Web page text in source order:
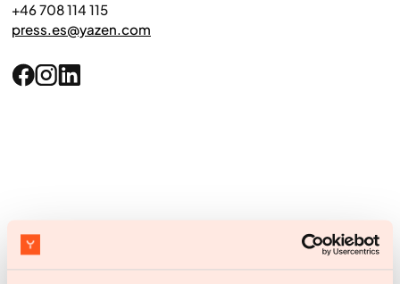
+46 708 114 115
press.es@yazen.com